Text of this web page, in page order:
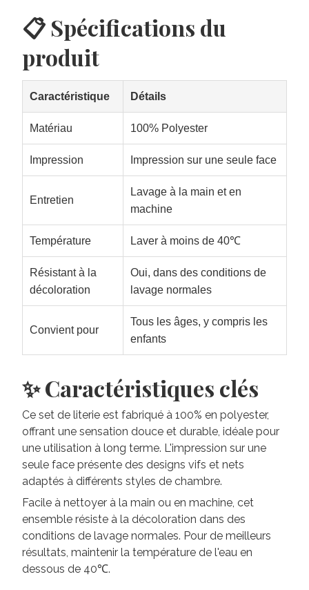
📋 Spécifications du
produit
Caractéristique Détails
Matériau 100% Polyester
Impression Impression sur une seule face
Entretien
Lavage à la main et en
machine
Température Laver à moins de 40℃
Résistant à la
décoloration
Oui, dans des conditions de
lavage normales
Convient pour
Tous les âges, y compris les
enfants
✨ Caractéristiques clés
Ce set de literie est fabriqué à 100% en polyester,
offrant une sensation douce et durable, idéale pour
une utilisation à long terme. L'impression sur une
seule face présente des designs vifs et nets
adaptés à différents styles de chambre.
Facile à nettoyer à la main ou en machine, cet
ensemble résiste à la décoloration dans des
conditions de lavage normales. Pour de meilleurs
résultats, maintenir la température de l'eau en
dessous de 40℃.